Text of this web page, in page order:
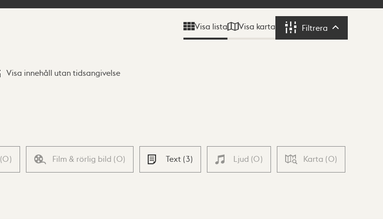
Visa lista Visa karta Filtrera Filtrera
Visa innehåll utan tidsangivelse
(0) Film & rörlig bild (0) Text (3) Ljud (0) Karta (0)